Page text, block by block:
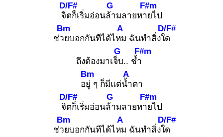
จิต
D/F#
ก็เริ่มอ่อนล้า
G
มลายหาย
F#m
ไป
ช่วย
Bm
บอกกันทีได้ไหม
A
ฉันทำสิ่งใด
D/F#
ถึงต้องมาเจ็บ
G
.. ช้ำ
F#m
อยู่
Bm
ๆ ก็มีแต่น้ำ
A
ตา
จิต
D/F#
ก็เริ่มอ่อนล้า
G
มลายหาย
F#m
ไป
ช่วย
Bm
บอกกันทีได้ไหม
A
ฉันทำสิ่งใด
D/F#